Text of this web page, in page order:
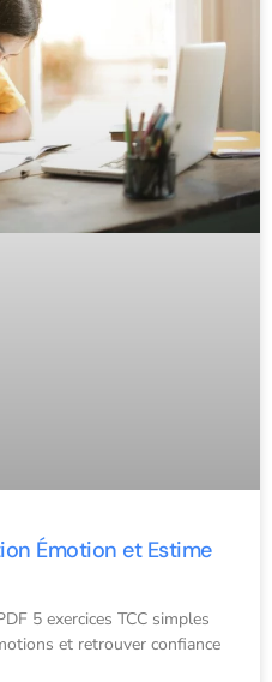
Émotion et Estime
5 exercices TCC simples
et retrouver confiance